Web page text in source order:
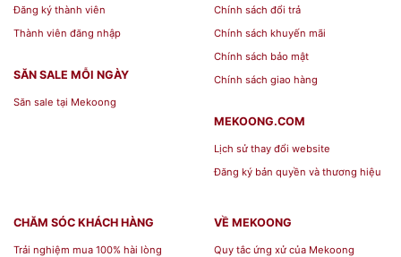
khách.
Thông tin chi tiết Bộ đồ ăn Âu-Á 45 sản
phẩm - Hoàng Cung - Cẩm Tú
nung ở nhiệt độ >1.380°C, bền chắc,
Đăng ký thành viên
Thành viên đăng nhập
SĂN SALE MỖI NGÀY
Săn sale tại Mekoong
Chính sách đổi trả
Chính sách khuyến mãi
Chính sách bảo mật
Chính sách giao hàng
MEKOONG.COM
Lịch sử thay đổi website
Đăng ký bản quyền và thương hiệu
CHĂM SÓC KHÁCH HÀNG
Trải nghiệm mua 100% hài lòng
VỀ MEKOONG
Quy tắc ứng xử của Mekoong